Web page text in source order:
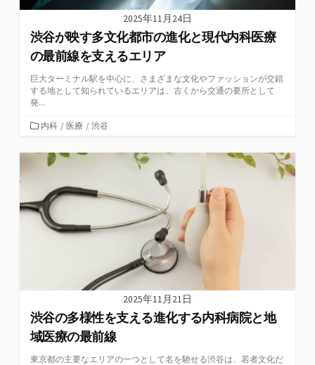
2025年11月24日
渋谷が映す多文化都市の進化と現代内科医療
の最前線を支えるエリア
巨大ターミナル駅を中心に、さまざまな文化やファッションが交錯
する地として知られているエリアは、古くから交通の要所として
発...
カ
ゴ
内科 / 医療 / 渋谷
2025年11月21日
渋谷の多様性を支える進化する内科病院と地
域医療の最前線
東京都の主要なエリアの一つとして名を馳せる渋谷は、若者文化だ